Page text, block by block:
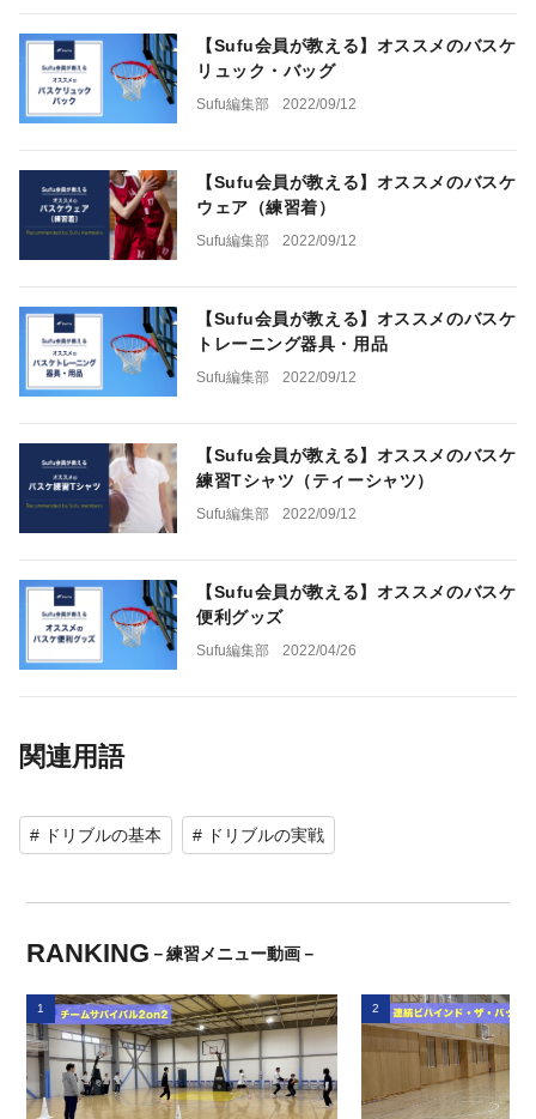
【Sufu会員が教える】オススメのバスケ
リュック・バッグ
Sufu編集部 2022/09/12
【Sufu会員が教える】オススメのバスケ
ウェア（練習着）
Sufu編集部 2022/09/12
【Sufu会員が教える】オススメのバスケ
トレーニング器具・用品
Sufu編集部 2022/09/12
【Sufu会員が教える】オススメのバスケ
練習Tシャツ（ティーシャツ）
Sufu編集部 2022/09/12
【Sufu会員が教える】オススメのバスケ
便利グッズ
Sufu編集部 2022/04/26
関連用語
# ドリブルの基本 # ドリブルの実戦
RANKING －練習メニュー動画－
1 2